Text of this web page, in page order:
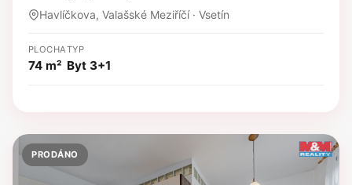
Havlíčkova, Valašské Meziříčí · Vsetín
PLOCHA
74 m²
TYP
Byt 3+1
PRODÁNO